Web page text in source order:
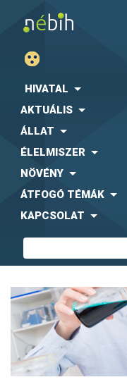
HIVATAL
AKTUÁLIS
ÁLLAT
ÉLELMISZER
NÖVÉNY
ÁTFOGÓ TÉMÁK
KAPCSOLAT